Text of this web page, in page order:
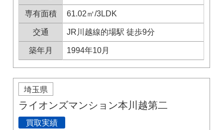
×
無料査定・売却相談
専有面積 61.02㎡/3LDK
交通 JR川越線的場駅 徒歩9分
築年月 1994年10月
埼玉県
ライオンズマンション本川越第二
買取実績